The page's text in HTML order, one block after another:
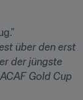
über den erst
der jüngste
Gold Cup